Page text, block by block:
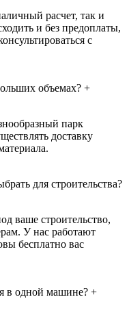
расчет, так и
и без предоплаты,
с
объемах? +
парк
доставку
для строительства?
ваше строительство,
У нас работают
бесплатно вас
в одной машине? +